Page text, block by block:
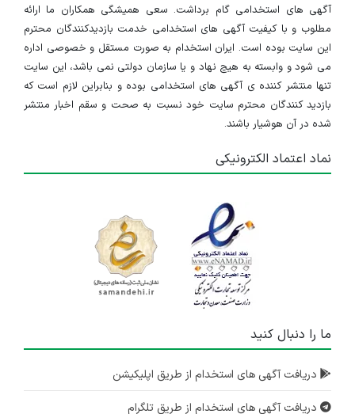
آگهی های استخدامی گام برداشت. سعی همیشگی همکاران ما ارائه
مطلوب و با کیفیت آگهی های استخدامی خدمت بازدیدکنندگان محترم
این سایت بوده است. ایران استخدام به صورت مستقل و خصوصی اداره
می شود و وابسته به هیچ نهاد و یا سازمان دولتی نمی باشد، این سایت
تنها منتشر کننده ی آگهی های استخدامی بوده و بنابراین لازم است که
بازدید کنندگان محترم سایت خود نسبت به صحت و سقم اخبار منتشر
شده در آن هوشیار باشند.
نماد اعتماد الکترونیکی
ما را دنبال کنید
دریافت آگهی های استخدام از طریق اپلیکیشن
دریافت آگهی های استخدام از طریق تلگرام